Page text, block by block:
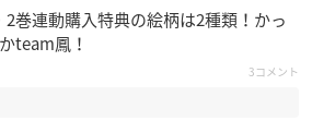
2巻連動購入特典の絵柄は2種類！かっ
team鳳！
3コメント